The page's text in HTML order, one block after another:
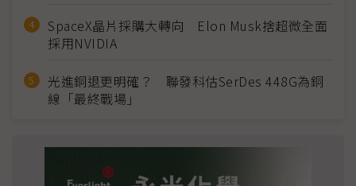
SpaceX晶片採購大轉向 Elon Musk捨超微全面
採用NVIDIA
光進銅退更明確？ 聯發科估SerDes 448G為銅
線「最終戰場」